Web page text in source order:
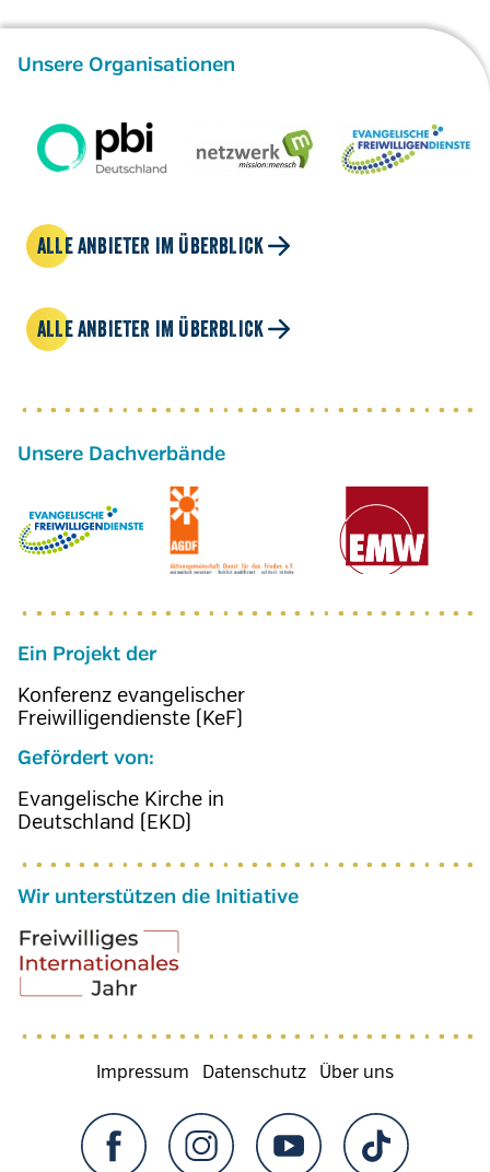
Unsere Organisationen
ALLE ANBIETER IM ÜBERBLICK
ALLE ANBIETER IM ÜBERBLICK
Ein Projekt der
Konferenz evangelischer
Freiwilligendienste (KeF)
Gefördert von:
Evangelische Kirche in
Deutschland (EKD)
Wir unterstützen die Initiative
Fußzeilenmenü
Impressum Datenschutz Über uns